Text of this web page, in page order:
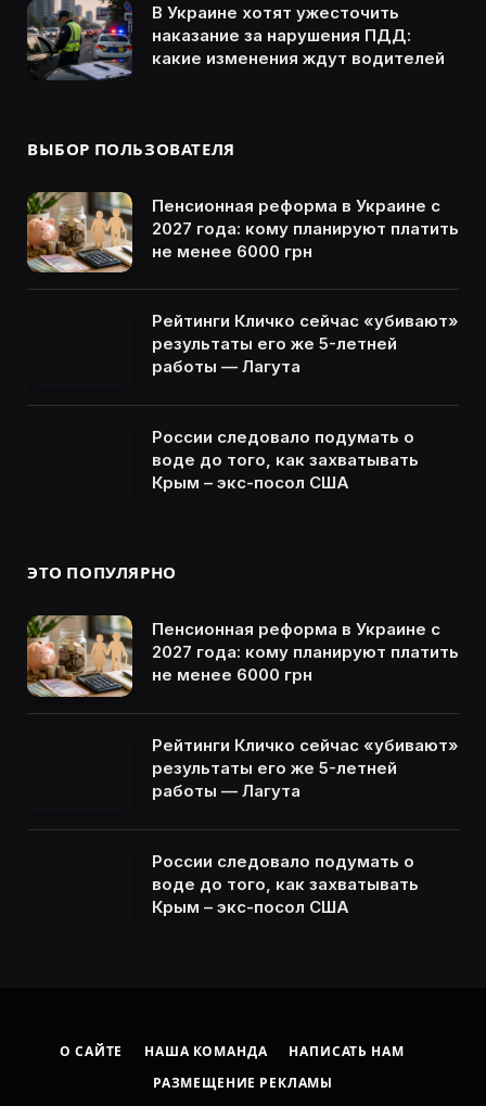
В Украине хотят ужесточить
наказание за нарушения ПДД:
какие изменения ждут водителей
ВЫБОР ПОЛЬЗОВАТЕЛЯ
Пенсионная реформа в Украине с
2027 года: кому планируют платить
не менее 6000 грн
Рейтинги Кличко сейчас «убивают»
результаты его же 5-летней
работы — Лагута
России следовало подумать о
воде до того, как захватывать
Крым – экс-посол США
ЭТО ПОПУЛЯРНО
Пенсионная реформа в Украине с
2027 года: кому планируют платить
не менее 6000 грн
Рейтинги Кличко сейчас «убивают»
результаты его же 5-летней
работы — Лагута
России следовало подумать о
воде до того, как захватывать
Крым – экс-посол США
О САЙТЕ НАША КОМАНДА
НАПИСАТЬ НАМ
РАЗМЕЩЕНИЕ РЕКЛАМЫ